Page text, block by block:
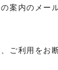
案内のメー
ご利用をお